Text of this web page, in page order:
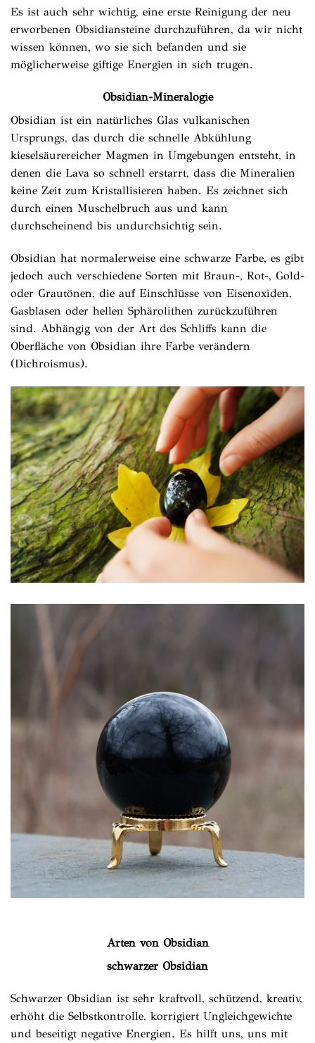
Es ist auch sehr wichtig, eine erste Reinigung der neu
erworbenen Obsidiansteine ​​durchzuführen, da wir nicht
wissen können, wo sie sich befanden und sie
möglicherweise giftige Energien in sich trugen.
Obsidian-Mineralogie
Obsidian ist ein natürliches Glas vulkanischen
Ursprungs, das durch die schnelle Abkühlung
kieselsäurereicher Magmen in Umgebungen entsteht, in
denen die Lava so schnell erstarrt, dass die Mineralien
keine Zeit zum Kristallisieren haben. Es zeichnet sich
durch einen Muschelbruch aus und kann
durchscheinend bis undurchsichtig sein.
Obsidian hat normalerweise eine schwarze Farbe, es gibt
jedoch auch verschiedene Sorten mit Braun-, Rot-, Gold-
oder Grautönen, die auf Einschlüsse von Eisenoxiden,
Gasblasen oder hellen Sphärolithen zurückzuführen
sind. Abhängig von der Art des Schliffs kann die
Oberfläche von Obsidian ihre Farbe verändern
(Dichroismus).
Arten von Obsidian
schwarzer Obsidian
Schwarzer Obsidian ist sehr kraftvoll, schützend, kreativ,
erhöht die Selbstkontrolle, korrigiert Ungleichgewichte
und beseitigt negative Energien. Es hilft uns, uns mit